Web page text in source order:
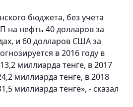
бюджета, без учета
на нефть 40 долларов за
и 60 долларов США за
в 2016 году в
миллиарда тенге, в 2017
миллиарда тенге, в 2018
миллиарда тенге», - сказал